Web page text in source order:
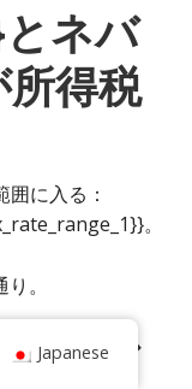
ネバ
得税
に入る：
。
。
ネバ
Japanese